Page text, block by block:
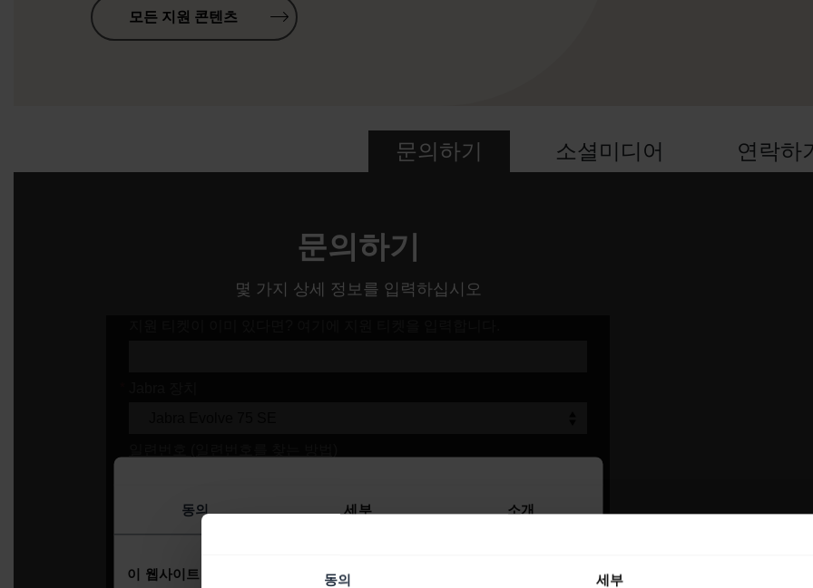
동의 세부
모든 지원 콘텐츠
문의하기 소셜미디어 연락하
문의하기
몇 가지 상세 정보를 입력하십시오